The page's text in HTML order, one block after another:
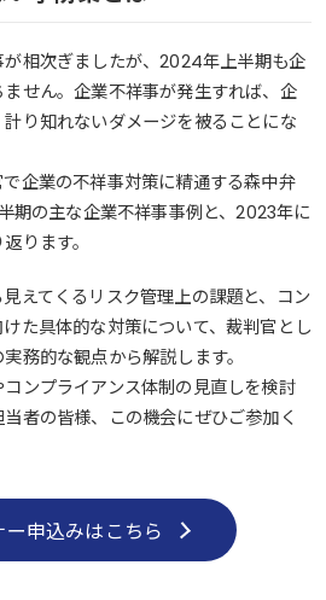
相次ぎましたが、2024年上半期も企
せん。企業不祥事が発生すれば、企
り知れないダメージを被ることにな
企業の不祥事対策に精通する森中弁
期の主な企業不祥事事例と、2023年に
ります。
えてくるリスク管理上の課題と、コン
た具体的な対策について、裁判官とし
務的な観点から解説します。
ンプライアンス体制の見直しを検討
者の皆様、この機会にぜひご参加く
ー申込みはこちら